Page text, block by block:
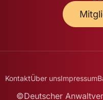
KontaktÜber unsImpressum
©Deutscher